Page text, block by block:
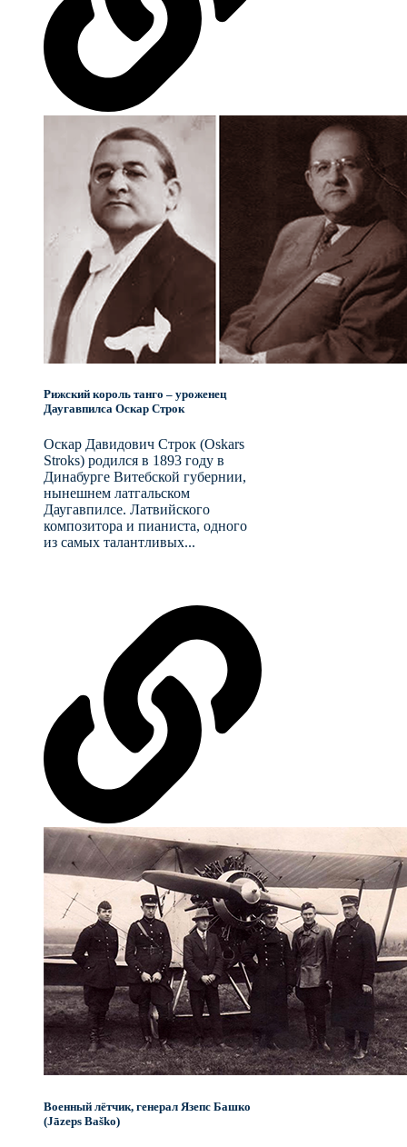
Рижский король танго – уроженец
Даугавпилса Оскар Строк
Оскар Давидович Строк (Oskars
Stroks) родился в 1893 году в
Динабурге Витебской губернии,
нынешнем латгальском
Даугавпилсе. Латвийского
композитора и пианиста, одного
из самых талантливых...
Военный лётчик, генерал Язепс Башко
(Jāzeps Baško)